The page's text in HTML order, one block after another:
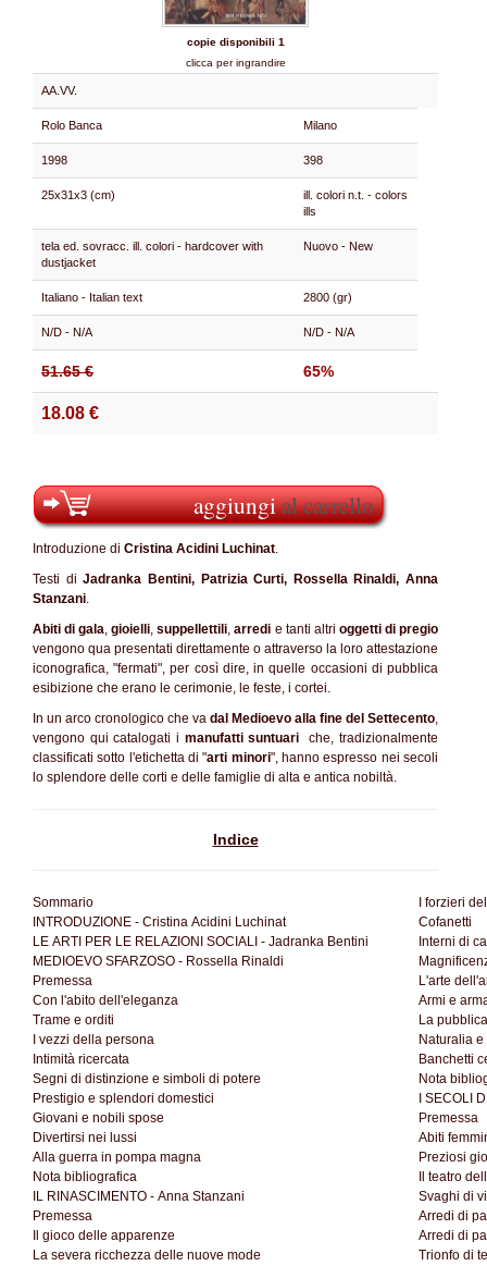
copie disponibili 1
clicca per ingrandire
AA.VV.
Rolo Banca Milano
1998 398
25x31x3 (cm)
ill. colori n.t. - colors
ills
tela ed. sovracc. ill. colori - hardcover with
dustjacket
Nuovo - New
Italiano - Italian text 2800 (gr)
N/D - N/A N/D - N/A
51.65 € 65%
18.08 €
aggiungial carrello
Introduzione di Cristina Acidini Luchinat.
Testi diJadranka Bentini, Patrizia Curti, Rossella Rinaldi, Anna
Stanzani.
Abiti di gala,gioielli,suppellettili,arredi e tanti altri oggetti di pregio
vengono qua presentati direttamente o attraverso la loro attestazione
iconografica, "fermati", per così dire, in quelle occasioni di pubblica
esibizione che erano le cerimonie, le feste, i cortei.
In un arco cronologico che va dal Medioevo alla fine del Settecento,
vengono qui catalogati i manufatti suntuari che, tradizionalmente
classificati sotto l'etichetta di "arti minori", hanno espresso nei secoli
lo splendore delle corti e delle famiglie di alta e antica nobiltà.
Indice
Sommario
INTRODUZIONE - Cristina Acidini Luchinat
LE ARTI PER LE RELAZIONI SOCIALI - Jadranka Bentini
MEDIOEVO SFARZOSO - Rossella Rinaldi
Premessa
Con l'abito dell'eleganza
Trame e orditi
I vezzi della persona
Intimità ricercata
Segni di distinzione e simboli di potere
Prestigio e splendori domestici
Giovani e nobili spose
Divertirsi nei lussi
Alla guerra in pompa magna
Nota bibliografica
IL RINASCIMENTO - Anna Stanzani
Premessa
Il gioco delle apparenze
La severa ricchezza delle nuove mode
I forzieri
Cofanetti
Interni di
L'arte
Armi e
La
Naturalia
Banchetti
Nota
I SECOLI
Premessa
Abiti
Preziosi
Il teatro
Svaghi di
Arredi di
Arredi di
Trionfo di